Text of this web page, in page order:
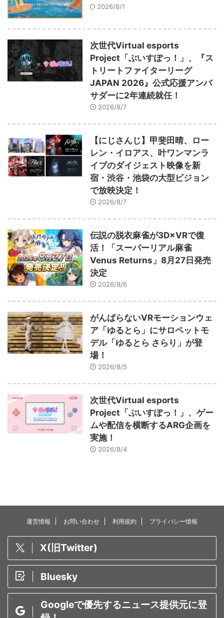
2026/8/1
次世代Virtual esports
Project「ぶいすぽっ！」、『ス
トリートファイターリーグ
JAPAN 2026』公式応援アンバ
サダーに2年連続就任！
2026/8/7
【にじさんじ】甲斐田晴、ロー
レン・イロアス、叶ワンマンラ
イブのダイジェスト映像を新
宿・渋谷・池袋の大型ビジョン
で放映決定！
2026/8/7
伝説の脱衣麻雀が3D×VRで復
活！「スーパーリアル麻雀
Venus Returns」8月27日発売
決定
2026/8/6
がんばらないVRモーションウェ
ア「ゆるとら」にサロペットモ
デル「ゆるとら さらり」が登
場！
2026/8/5
次世代Virtual esports
Project「ぶいすぽっ！」、ゲー
ムや配信を横断するARG企画を
実施！
2026/8/4
運営情報 お問い合わせ 利用規約 プライバシー情報
X(旧Twitter)
Bluesky
Googleで優先するニュース提供元に登